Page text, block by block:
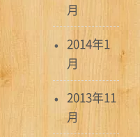
月
2014年1
月
2013年11
月